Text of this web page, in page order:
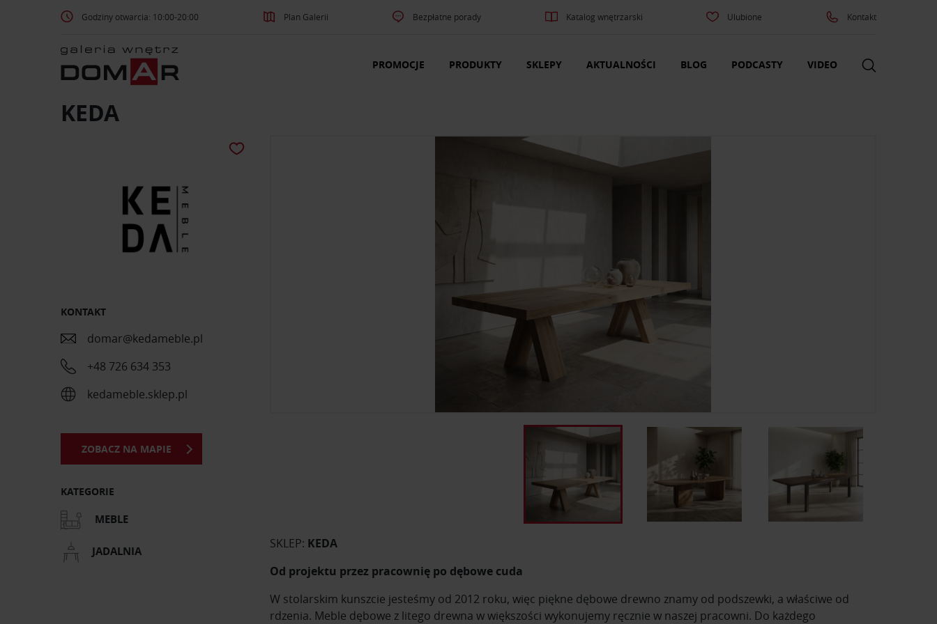
Godziny otwarcia: 10:00-20:00 Plan Galerii Bezpłatne porady Katalog wnętrzarski Ulubione Kontakt
PROMOCJE PRODUKTY SKLEPY AKTUALNOŚCI BLOG PODCASTY VIDEO
KEDA
KONTAKT
domar@kedameble.pl
+48 726 634 353
kedameble.sklep.pl
ZOBACZ NA MAPIE
KATEGORIE
MEBLE
JADALNIA SKLEP: KEDA
Od projektu przez pracownię po dębowe cuda
W stolarskim kunszcie jesteśmy od 2012 roku, więc piękne dębowe drewno znamy od podszewki, a właściwe od
rdzenia. Meble dębowe z litego drewna w większości wykonujemy ręcznie w naszej pracowni. Do każdego